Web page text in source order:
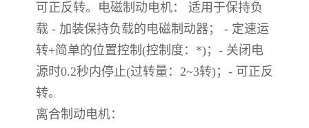
可正反转。电磁制动电机： 适用于保持负
载 - 加装保持负载的电磁制动器； - 定速运
转+简单的位置控制(控制度：*)；- 关闭电
源时0.2秒内停止(过转量：2~3转)；- 可正反
转。
离合制动电机：